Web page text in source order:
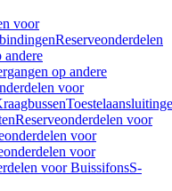
voor
Reserveonderdelen
andere
op andere
voor
Reserveonderdelen voor
voor
voor
voor BuissifonsS-